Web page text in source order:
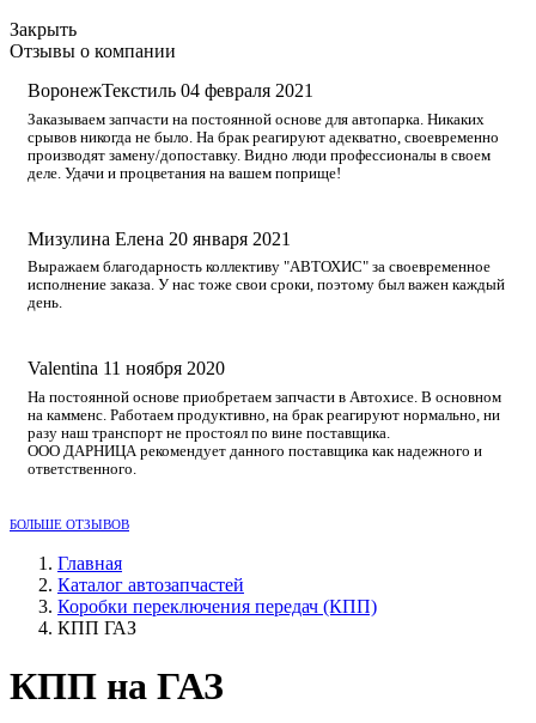
Закрыть
Отзывы о компании
ВоронежТекстиль 04 февраля 2021
Заказываем запчасти на постоянной основе для автопарка. Никаких
срывов никогда не было. На брак реагируют адекватно, своевременно
производят замену/допоставку. Видно люди профессионалы в своем
деле. Удачи и процветания на вашем поприще!
Мизулина Елена 20 января 2021
Выражаем благодарность коллективу "АВТОХИС" за своевременное
исполнение заказа. У нас тоже свои сроки, поэтому был важен каждый
день.
Valentina 11 ноября 2020
На постоянной основе приобретаем запчасти в Автохисе. В основном
на камменс. Работаем продуктивно, на брак реагируют нормально, ни
разу наш транспорт не простоял по вине поставщика.
ООО ДАРНИЦА рекомендует данного поставщика как надежного и
ответственного.
БОЛЬШЕ ОТЗЫВОВ
Главная
Каталог автозапчастей
Коробки переключения передач (КПП)
КПП ГАЗ
КПП на ГАЗ